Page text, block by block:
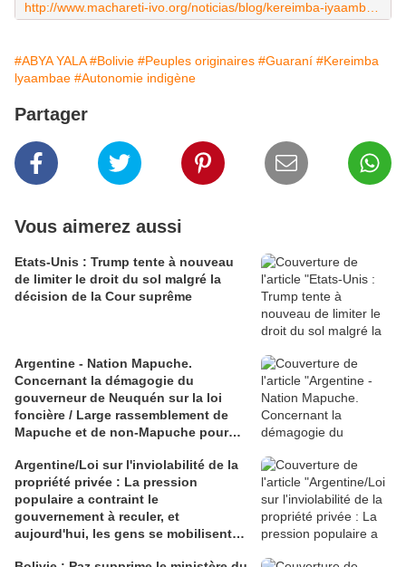
#ABYA YALA #Bolivie #Peuples originaires #Guaraní #Kereimba
lyaambae #Autonomie indigène
Partager
Vous aimerez aussi
Etats-Unis : Trump tente à nouveau
de limiter le droit du sol malgré la
décision de la Cour suprême
Argentine - Nation Mapuche.
Concernant la démagogie du
gouverneur de Neuquén sur la loi
foncière / Large rassemblement de
Mapuche et de non-Mapuche pour
Argentine/Loi sur l'inviolabilité de la
propriété privée : La pression
populaire a contraint le
gouvernement à reculer, et
aujourd'hui, les gens se mobilisent